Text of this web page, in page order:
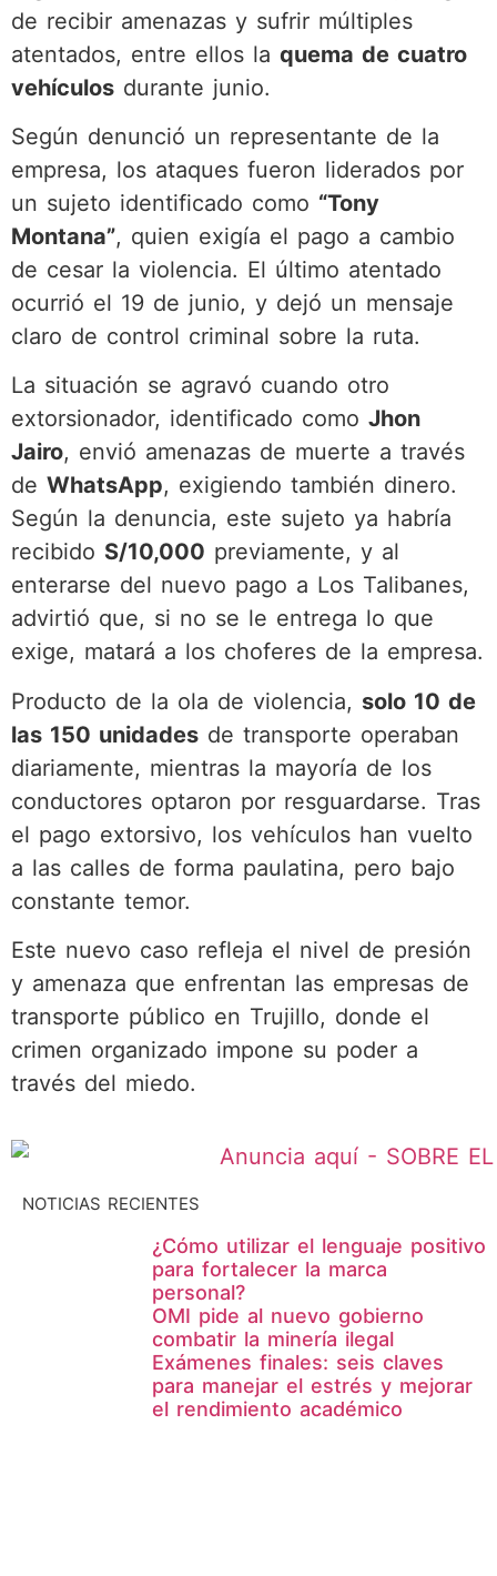
de recibir amenazas y sufrir múltiples
atentados, entre ellos la quema de cuatro
vehículos durante junio.
Según denunció un representante de la
empresa, los ataques fueron liderados por
un sujeto identificado como “Tony
Montana”, quien exigía el pago a cambio
de cesar la violencia. El último atentado
ocurrió el 19 de junio, y dejó un mensaje
claro de control criminal sobre la ruta.
La situación se agravó cuando otro
extorsionador, identificado como Jhon
Jairo, envió amenazas de muerte a través
de WhatsApp, exigiendo también dinero.
Según la denuncia, este sujeto ya habría
recibido S/10,000 previamente, y al
enterarse del nuevo pago a Los Talibanes,
advirtió que, si no se le entrega lo que
exige, matará a los choferes de la empresa.
Producto de la ola de violencia, solo 10 de
las 150 unidades de transporte operaban
diariamente, mientras la mayoría de los
conductores optaron por resguardarse. Tras
el pago extorsivo, los vehículos han vuelto
a las calles de forma paulatina, pero bajo
constante temor.
Este nuevo caso refleja el nivel de presión
y amenaza que enfrentan las empresas de
transporte público en Trujillo, donde el
crimen organizado impone su poder a
través del miedo.
NOTICIAS RECIENTES
¿Cómo utilizar el lenguaje positivo
para fortalecer la marca
personal?
OMI pide al nuevo gobierno
combatir la minería ilegal
Exámenes finales: seis claves
para manejar el estrés y mejorar
el rendimiento académico